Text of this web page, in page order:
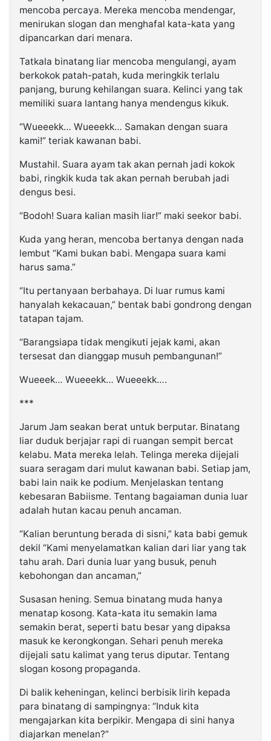
mencoba percaya. Mereka mencoba mendengar,
menirukan slogan dan menghafal kata-kata yang
dipancarkan dari menara.
Tatkala binatang liar mencoba mengulangi, ayam
berkokok patah-patah, kuda meringkik terlalu
panjang, burung kehilangan suara. Kelinci yang tak
memiliki suara lantang hanya mendengus kikuk.
“Wueeekk… Wueeekk… Samakan dengan suara
kami!” teriak kawanan babi.
Mustahil. Suara ayam tak akan pernah jadi kokok
babi, ringkik kuda tak akan pernah berubah jadi
dengus besi.
“Bodoh! Suara kalian masih liar!” maki seekor babi.
Kuda yang heran, mencoba bertanya dengan nada
lembut “Kami bukan babi. Mengapa suara kami
harus sama.”
“Itu pertanyaan berbahaya. Di luar rumus kami
hanyalah kekacauan,” bentak babi gondrong dengan
tatapan tajam.
“Barangsiapa tidak mengikuti jejak kami, akan
tersesat dan dianggap musuh pembangunan!”
Wueeek… Wueeekk… Wueeekk….
***
Jarum Jam seakan berat untuk berputar. Binatang
liar duduk berjajar rapi di ruangan sempit bercat
kelabu. Mata mereka lelah. Telinga mereka dijejali
suara seragam dari mulut kawanan babi. Setiap jam,
babi lain naik ke podium. Menjelaskan tentang
kebesaran Babiisme. Tentang bagaiaman dunia luar
adalah hutan kacau penuh ancaman.
“Kalian beruntung berada di sisni,” kata babi gemuk
dekil “Kami menyelamatkan kalian dari liar yang tak
tahu arah. Dari dunia luar yang busuk, penuh
kebohongan dan ancaman,”
Susasan hening. Semua binatang muda hanya
menatap kosong. Kata-kata itu semakin lama
semakin berat, seperti batu besar yang dipaksa
masuk ke kerongkongan. Sehari penuh mereka
dijejali satu kalimat yang terus diputar. Tentang
slogan kosong propaganda.
Di balik keheningan, kelinci berbisik lirih kepada
para binatang di sampingnya: “Induk kita
mengajarkan kita berpikir. Mengapa di sini hanya
diajarkan menelan?”